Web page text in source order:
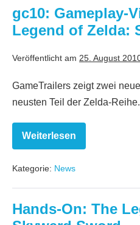
die
fertiggestellt
gc10: Gameplay-
Legend of Zelda:
Veröffentlicht am 25. August
GameTrailers zeigt zwei
neusten Teil der Zelda-Reihe.
Weiterlesen
gc10:
Gameplay-
zu
Legend
Zelda:
Kategorie: News
Hands-On: The